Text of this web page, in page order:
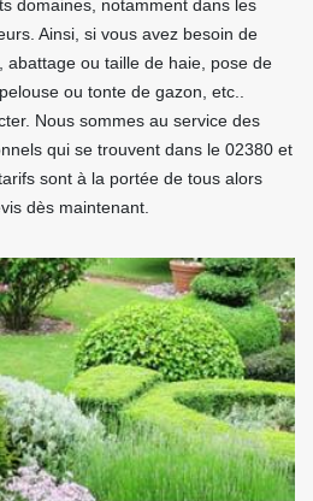
domaines, notamment dans les
Ainsi, si vous avez besoin de
abattage ou taille de haie, pose de
ou tonte de gazon, etc..
Nous sommes au service des
qui se trouvent dans le 02380 et
sont à la portée de tous alors
dès maintenant.